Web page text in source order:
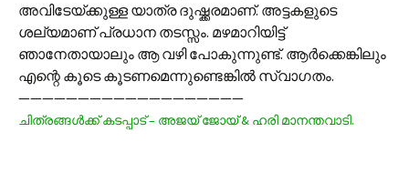
അവിടേയ്ക്കുള്ള യാത്ര ദുഷ്ക്കരമാണ്. അട്ടകളുടെ
ശല്യമാണ് പ്രധാന തടസ്സം. മഴമാറിയിട്ട്
ഞാനേതായാലും ആ വഴി പോകുന്നുണ്ട്. ആര്‍ക്കെങ്കിലും
എന്റെ കൂടെ കൂടണമെന്നുണ്ടെങ്കില്‍ സ്വാഗതം.
———————————————————
ചിത്രങ്ങള്‍ക്ക് കടപ്പാട് – അജയ് ജോയ് & ഹരി മാനന്തവാടി.